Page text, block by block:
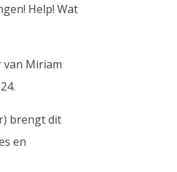
Help! Wat
van Miriam
brengt dit
en